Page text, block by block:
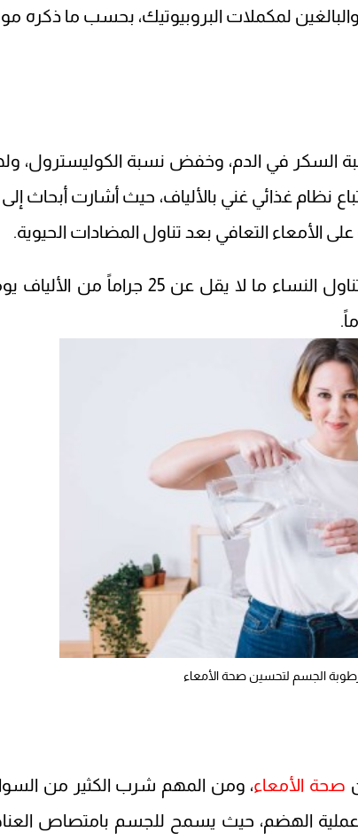
لمكملات البروبيوتيك، بحسب ما ذكره
السكر في الدم، وخفض نسبة الكوليسترول،
نظام غذائي غني بالألياف، حيث أشارت أبحاث إلى
الأمعاء التعافي بعد تناول المضادات الحيوية.
كما أوصت الإرشادات الغذائية للأمريكيين، بتناول النساء ما لا يقل عن 25 جراماً من
الجسم لتحسين صحة الأمعاء
صحة الأمعاء، ومن المهم شرب الكثير من
عملية الهضم، حيث يسمح للجسم بامتصاص